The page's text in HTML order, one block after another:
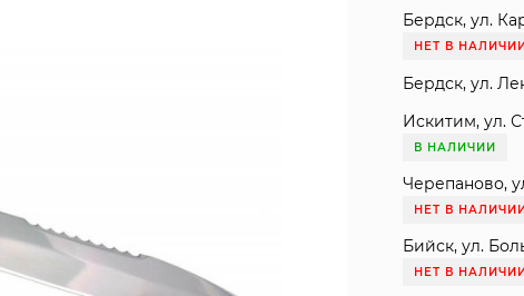
Бердск, ул.
НЕТ В
Бердск, ул.
Искитим, ул.
В НАЛИЧИИ
Черепаново,
НЕТ В
Бийск, ул.
НЕТ В